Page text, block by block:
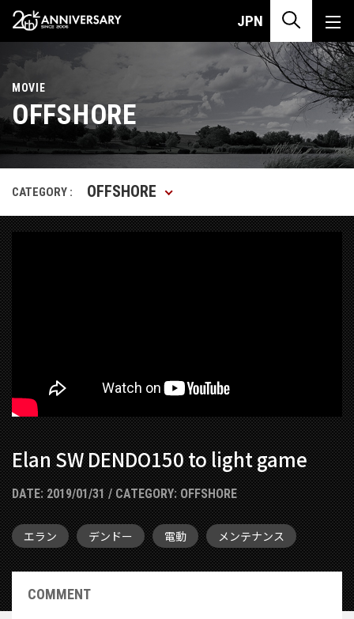
JPN
MOVIE
OFFSHORE
CATEGORY : OFFSHORE
Elan SW DENDO150 to light game
DATE:2019/01/31/ CATEGORY:OFFSHORE
エラン デンドー 電動 メンテナンス
COMMENT